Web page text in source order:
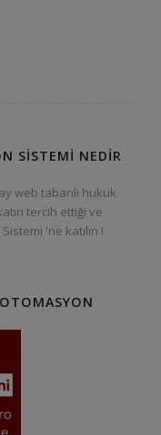
SISTEMI NEDIR
web tabanlı hukuk
tercih ettiği ve
'ne katılın !